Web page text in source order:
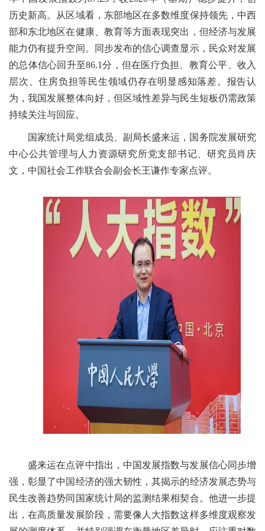
历史新高。从区域看，东部地区在多数维度保持领先，中西
部和东北地区在健康、教育等方面表现突出，但经济与发展
能力仍有提升空间。同步发布的信心调查显示，民众对发展
的总体信心回升至86.1分，但在医疗负担、教育公平、收入
层次、住房负担等民生领域仍存在明显感知落差。报告认
为，我国发展整体向好，但区域性差异与民生短板仍需政策
持续关注与回应。
国家统计局党组成员、副局长盛来运，国务院发展研究
中心公共管理与人力资源研究所党支部书记、研究员肖庆
文，中国社会工作联合会副会长王谦作专家点评。
盛来运在点评中指出，中国发展指数与发展信心同步增
强，彰显了中国经济的强大韧性，其揭示的经济发展态势与
民生改善趋势同国家统计局的监测结果相契合。他进一步提
出，在高质量发展阶段，需要像人大指数这样多维度观察发